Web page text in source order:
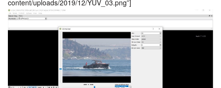
content/uploads/2019/12/YUV_03.png”]